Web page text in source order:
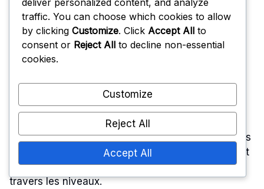
Pour gagner des XP rapidement, priorisez les
activités qui offrent les meilleurs retours, comme
l’achèvement des quêtes quotidiennes et
hebdomadaires. Celles-ci offrent souvent des
Participez à des événements qui offrent des
multiplicateurs d’XP ou des bonus pour des actions
spécifiques. S’engager dans ces événements peut
considérablement accélérer votre progression à
travers les niveaux.
traffic. You can choose which cookies to allow
by clicking Customize. Click Accept All to
consent or Reject All to decline non-essential
cookies.
Customize
Reject All
Accept All